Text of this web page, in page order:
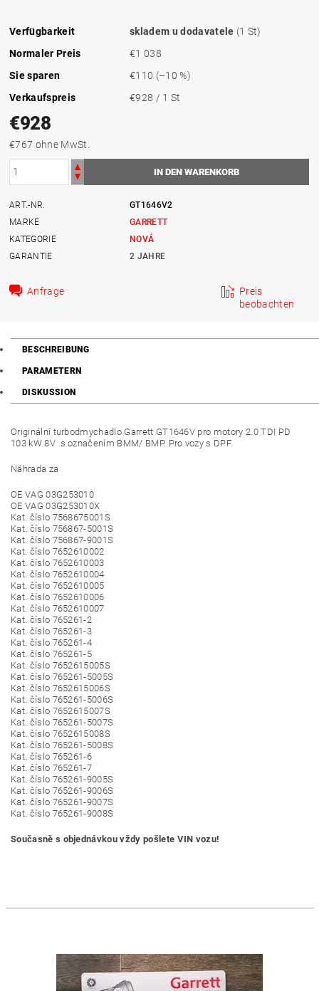
Verfügbarkeit skladem u dodavatele (1 St)
Normaler Preis
€1 038
Sie sparen
€110 (–10 %)
Verkaufspreis
€928 / 1 St
€928
€767 ohne MwSt.
ART.-NR.
GT1646V2
MARKE
GARRETT
KATEGORIE
NOVÁ
GARANTIE
2 JAHRE
Anfrage
Preis
beobachten
BESCHREIBUNG
PARAMETERN
DISKUSSION
Originální turbodmychadlo Garrett GT1646V pro motory 2.0 TDI PD
103 kW 8V s označením BMM/ BMP. Pro vozy s DPF.
Náhrada za
OE VAG 03G253010
OE VAG 03G253010X
Kat. číslo 7568675001S
Kat. číslo 756867-5001S
Kat. číslo 756867-9001S
Kat. číslo 7652610002
Kat. číslo 7652610003
Kat. číslo 7652610004
Kat. číslo 7652610005
Kat. číslo 7652610006
Kat. číslo 7652610007
Kat. číslo 765261-2
Kat. číslo 765261-3
Kat. číslo 765261-4
Kat. číslo 765261-5
Kat. číslo 7652615005S
Kat. číslo 765261-5005S
Kat. číslo 7652615006S
Kat. číslo 765261-5006S
Kat. číslo 7652615007S
Kat. číslo 765261-5007S
Kat. číslo 7652615008S
Kat. číslo 765261-5008S
Kat. číslo 765261-6
Kat. číslo 765261-7
Kat. číslo 765261-9005S
Kat. číslo 765261-9006S
Kat. číslo 765261-9007S
Kat. číslo 765261-9008S
Současně s objednávkou vždy pošlete VIN vozu!